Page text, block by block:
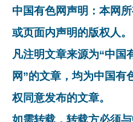
中国有色网声明：本网
或页面内声明的版权人。
凡注明文章来源为“中国
网”的文章，均为中国有
权同意发布的文章。
如需转载，转载方必须